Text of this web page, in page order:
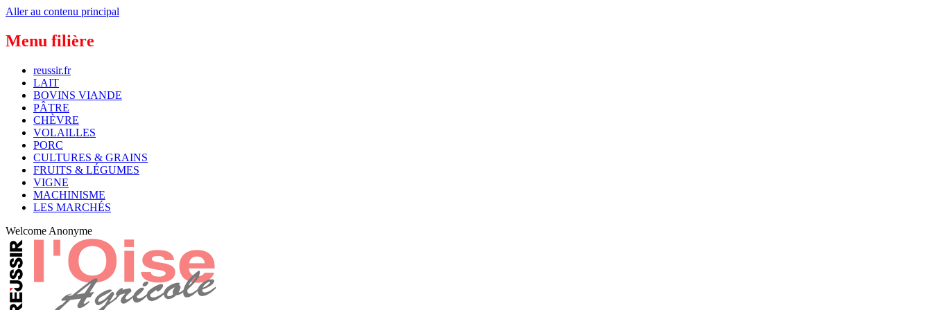
Aller au contenu principal
Menu filière
reussir.fr
LAIT
BOVINS VIANDE
PÂTRE
CHÈVRE
VOLAILLES
PORC
CULTURES & GRAINS
FRUITS & LÉGUMES
VIGNE
MACHINISME
LES MARCHÉS
Welcome Anonyme